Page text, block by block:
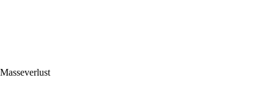
Masseverlust